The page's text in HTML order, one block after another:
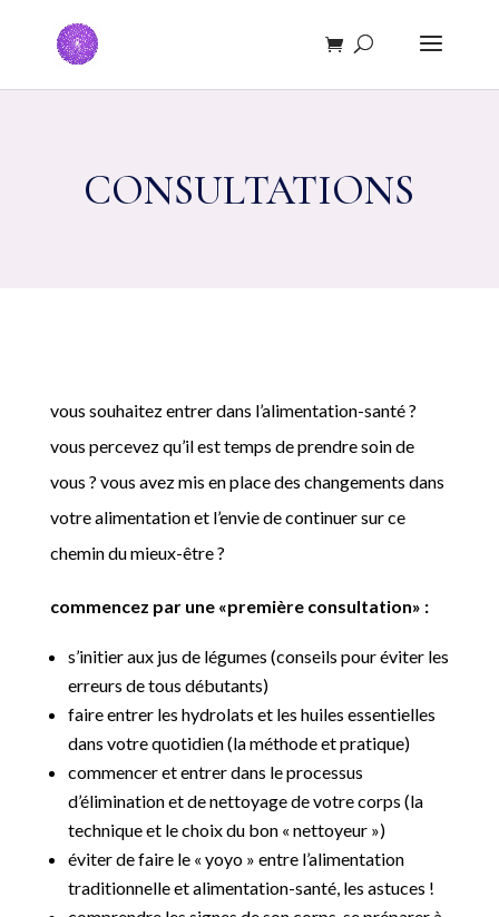
CONSULTATIONS
vous souhaitez entrer dans l’alimentation-santé ?
vous percevez qu’il est temps de prendre soin de
vous ? vous avez mis en place des changements dans
votre alimentation et l’envie de continuer sur ce
chemin du mieux-être ?
commencez par une «première consultation» :
s’initier aux jus de légumes (conseils pour éviter les
erreurs de tous débutants)
faire entrer les hydrolats et les huiles essentielles
dans votre quotidien (la méthode et pratique)
commencer et entrer dans le processus
d’élimination et de nettoyage de votre corps (la
technique et le choix du bon « nettoyeur »)
éviter de faire le « yoyo » entre l’alimentation
traditionnelle et alimentation-santé, les astuces !